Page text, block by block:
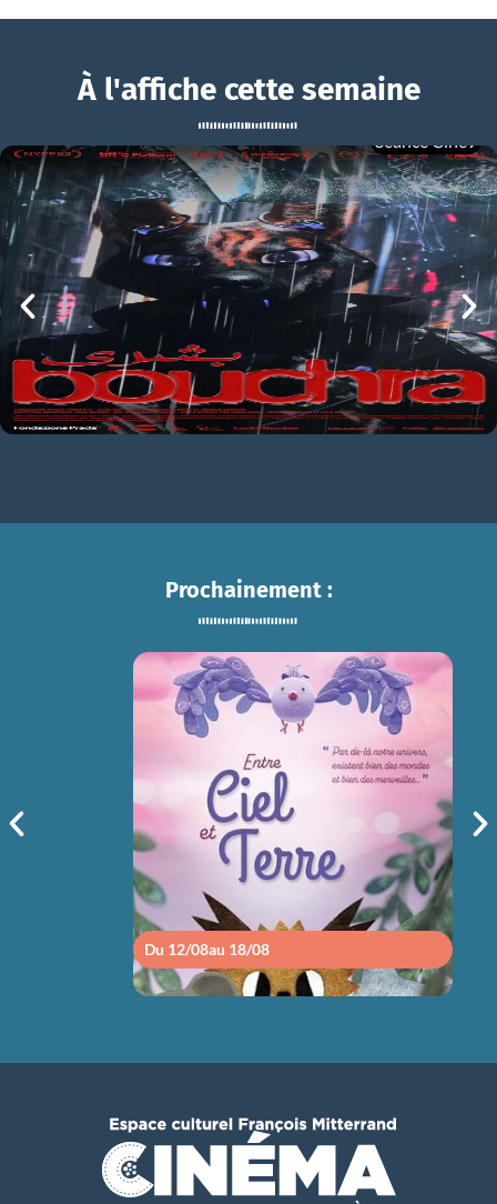
Maison de retraite 2
Maison de retraite 2 Bande-annonce VF
À l'affiche cette semaine
BOUCHRA
mer 05/08
21h00
Prochainement :
Du 12/08au 18/08
ENTRE CIEL ET TERRE
sam 15/08
14h30